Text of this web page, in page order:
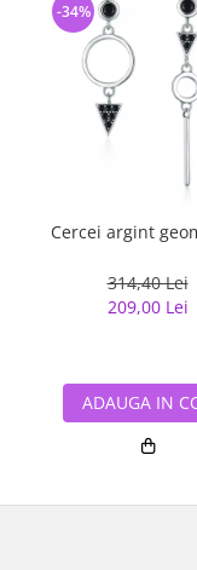
Cercei argint
314,40 Lei
209,00 Lei
-34%
ADAUGA IN